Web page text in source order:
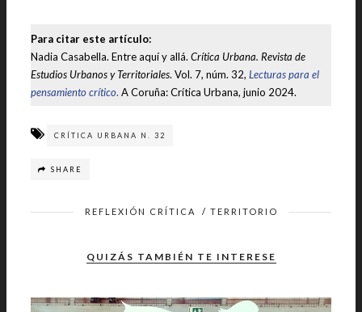
Para citar este artículo:
Nadia Casabella. Entre aquí y allá. Crítica Urbana. Revista de
Estudios Urbanos y Territoriales. Vol. 7, núm. 32, Lecturas para el
pensamiento crítico. A Coruña: Crítica Urbana, junio 2024.
CRÍTICA URBANA N. 32
SHARE
REFLEXIÓN CRÍTICA / TERRITORIO
QUIZÁS TAMBIÉN TE INTERESE